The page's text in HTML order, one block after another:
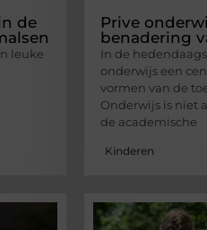
de
leuke
Prive
benadering
In de
onderwijs een
vormen van de
Onderwijs is niet
de academische
Kinderen